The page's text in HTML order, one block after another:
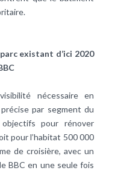
parc existant d’ici 2020
nécessaire en
par segment du
pour rénover
pour l’habitat 500 000
de croisière, avec un
BBC en une seule fois